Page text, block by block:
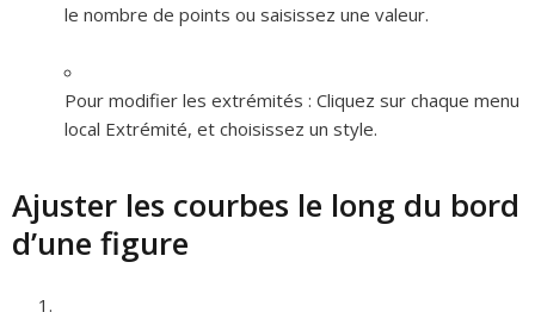
le nombre de points ou saisissez une valeur.
Pour modifier les extrémités : Cliquez sur chaque menu
local Extrémité, et choisissez un style.
Ajuster les courbes le long du bord
d’une figure